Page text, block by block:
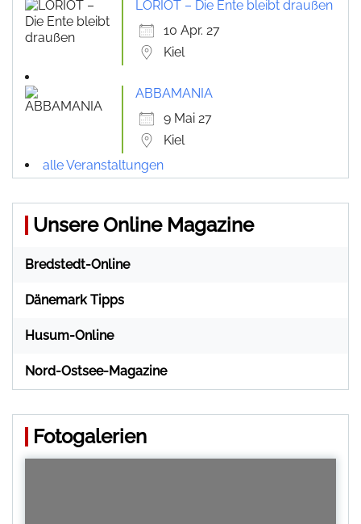
LORIOT – Die Ente bleibt draußen
10 Apr. 27
Kiel
ABBAMANIA
9 Mai 27
Kiel
alle Veranstaltungen
Unsere Online Magazine
Bredstedt-Online
Dänemark Tipps
Husum-Online
Nord-Ostsee-Magazine
Fotogalerien